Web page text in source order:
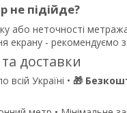
не підійде?
або неточності
екрану - рекомендуємо
доставки
Україні • 🎁